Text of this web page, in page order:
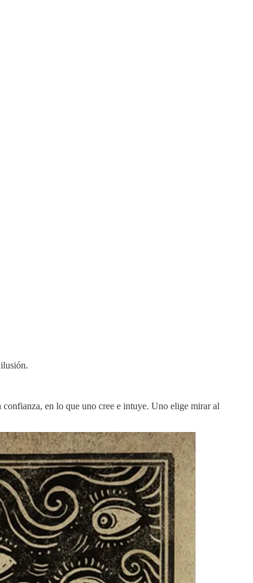
en lo que uno cree e intuye. Uno elige mirar al